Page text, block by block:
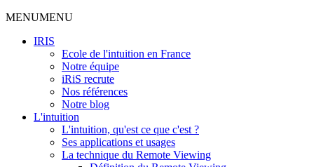
MENUMENU
IRIS
Ecole de l'intuition en France
Notre équipe
iRiS recrute
Nos références
Notre blog
L'intuition
L'intuition, qu'est ce que c'est ?
Ses applications et usages
La technique du Remote Viewing